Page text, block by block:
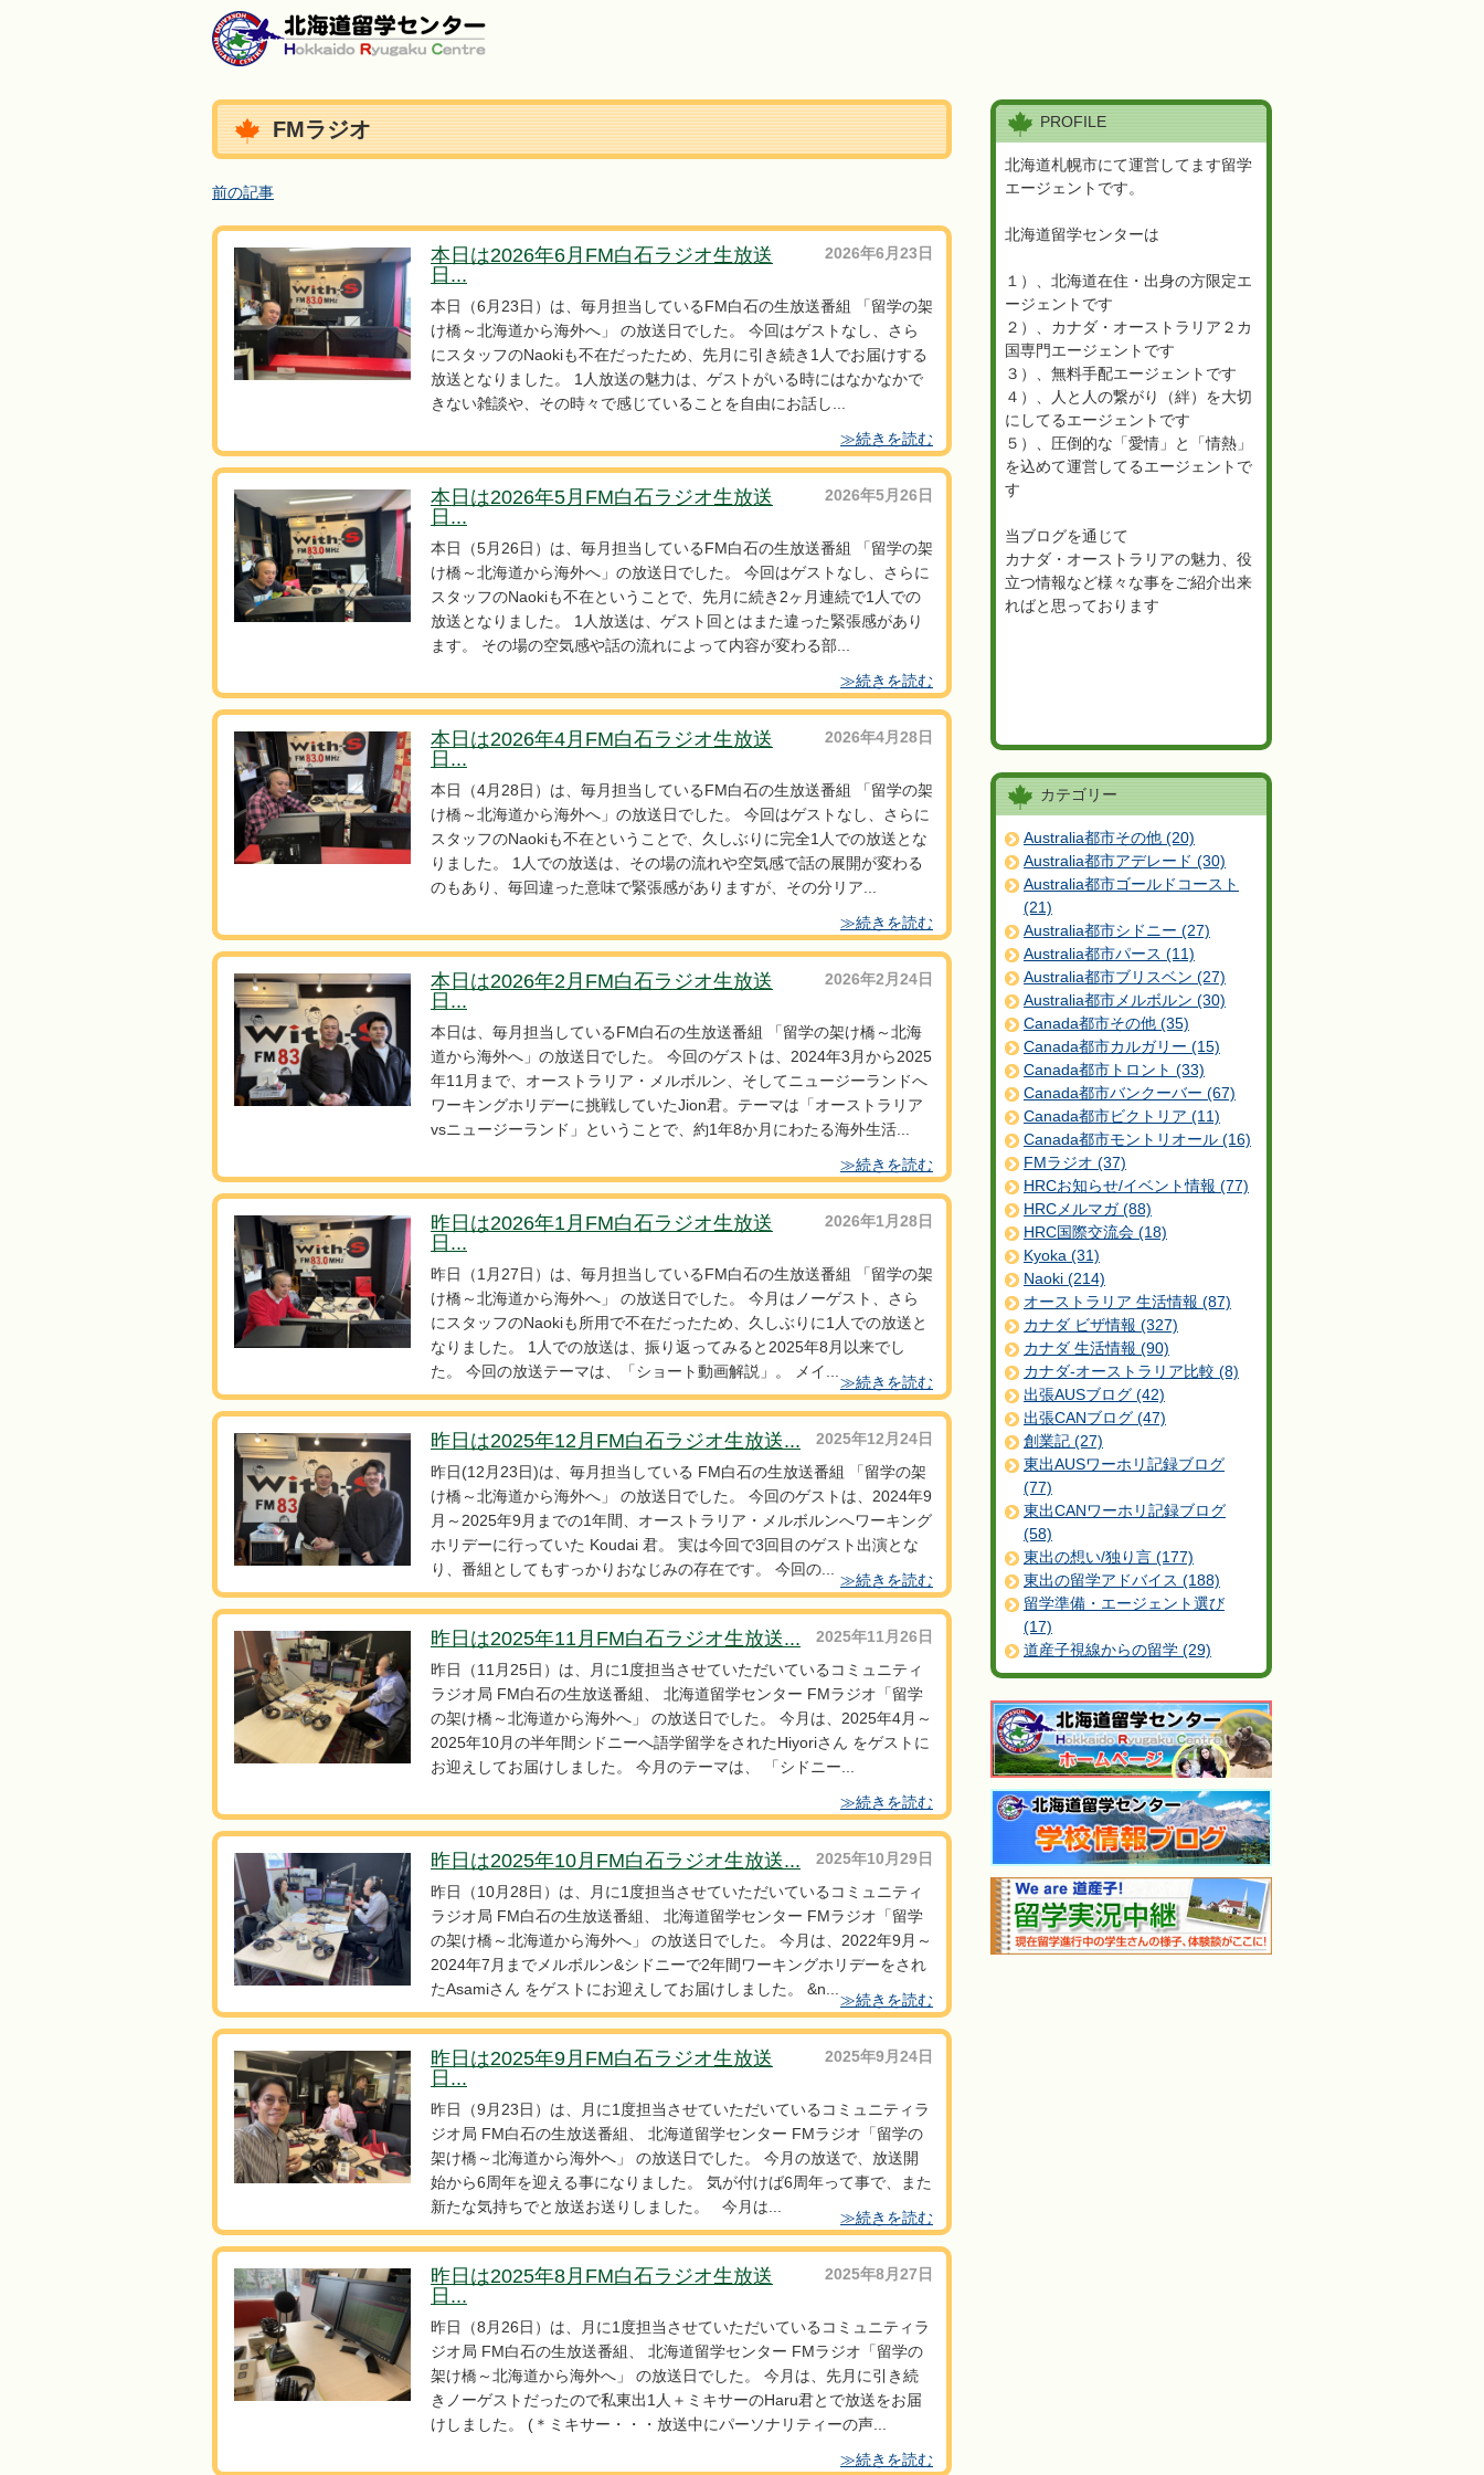
FMラジオ
前の記事
本日は2026年6月FM白石ラジオ生放送
日...
2026年6月23日
本日（6月23日）は、毎月担当しているFM白石の生放送番組 「留学の架
け橋～北海道から海外へ」 の放送日でした。 今回はゲストなし、さら
にスタッフのNaokiも不在だったため、先月に引き続き1人でお届けする
放送となりました。 1人放送の魅力は、ゲストがいる時にはなかなかで
きない雑談や、その時々で感じていることを自由にお話し...
≫続きを読む
本日は2026年5月FM白石ラジオ生放送
日...
2026年5月26日
本日（5月26日）は、毎月担当しているFM白石の生放送番組 「留学の架
け橋～北海道から海外へ」の放送日でした。 今回はゲストなし、さらに
スタッフのNaokiも不在ということで、先月に続き2ヶ月連続で1人での
放送となりました。 1人放送は、ゲスト回とはまた違った緊張感があり
ます。 その場の空気感や話の流れによって内容が変わる部...
≫続きを読む
本日は2026年4月FM白石ラジオ生放送
日...
2026年4月28日
本日（4月28日）は、毎月担当しているFM白石の生放送番組 「留学の架
け橋～北海道から海外へ」の放送日でした。 今回はゲストなし、さらに
スタッフのNaokiも不在ということで、久しぶりに完全1人での放送とな
りました。 1人での放送は、その場の流れや空気感で話の展開が変わる
のもあり、毎回違った意味で緊張感がありますが、その分リア...
≫続きを読む
本日は2026年2月FM白石ラジオ生放送
日...
2026年2月24日
本日は、毎月担当しているFM白石の生放送番組 「留学の架け橋～北海
道から海外へ」の放送日でした。 今回のゲストは、2024年3月から2025
年11月まで、オーストラリア・メルボルン、そしてニュージーランドへ
ワーキングホリデーに挑戦していたJion君。テーマは「オーストラリア
vsニュージーランド」ということで、約1年8か月にわたる海外生活...
≫続きを読む
昨日は2026年1月FM白石ラジオ生放送
日...
2026年1月28日
昨日（1月27日）は、毎月担当しているFM白石の生放送番組 「留学の架
け橋～北海道から海外へ」 の放送日でした。 今月はノーゲスト、さら
にスタッフのNaokiも所用で不在だったため、久しぶりに1人での放送と
なりました。 1人での放送は、振り返ってみると2025年8月以来でし
た。 今回の放送テーマは、「ショート動画解説」。 メイ...
≫続きを読む
昨日は2025年12月FM白石ラジオ生放送...
2025年12月24日
昨日(12月23日)は、毎月担当している FM白石の生放送番組 「留学の架
け橋～北海道から海外へ」 の放送日でした。 今回のゲストは、2024年9
月～2025年9月までの1年間、オーストラリア・メルボルンへワーキング
ホリデーに行っていた Koudai 君。 実は今回で3回目のゲスト出演とな
り、番組としてもすっかりおなじみの存在です。 今回の...
≫続きを読む
昨日は2025年11月FM白石ラジオ生放送...
2025年11月26日
昨日（11月25日）は、月に1度担当させていただいているコミュニティ
ラジオ局 FM白石の生放送番組、 北海道留学センター FMラジオ「留学
の架け橋～北海道から海外へ」 の放送日でした。 今月は、2025年4月～
2025年10月の半年間シドニーへ語学留学をされたHiyoriさん をゲストに
お迎えしてお届けしました。 今月のテーマは、 「シドニー...
≫続きを読む
昨日は2025年10月FM白石ラジオ生放送...
2025年10月29日
昨日（10月28日）は、月に1度担当させていただいているコミュニティ
ラジオ局 FM白石の生放送番組、 北海道留学センター FMラジオ「留学
の架け橋～北海道から海外へ」 の放送日でした。 今月は、2022年9月～
2024年7月までメルボルン&シドニーで2年間ワーキングホリデーをされ
たAsamiさん をゲストにお迎えしてお届けしました。 &n...
≫続きを読む
昨日は2025年9月FM白石ラジオ生放送
日...
2025年9月24日
昨日（9月23日）は、月に1度担当させていただいているコミュニティラ
ジオ局 FM白石の生放送番組、 北海道留学センター FMラジオ「留学の
架け橋～北海道から海外へ」 の放送日でした。 今月の放送で、放送開
始から6周年を迎える事になりました。 気が付けば6周年って事で、また
新たな気持ちでと放送お送りしました。 今月は...
≫続きを読む
昨日は2025年8月FM白石ラジオ生放送
日...
2025年8月27日
昨日（8月26日）は、月に1度担当させていただいているコミュニティラ
ジオ局 FM白石の生放送番組、 北海道留学センター FMラジオ「留学の
架け橋～北海道から海外へ」 の放送日でした。 今月は、先月に引き続
きノーゲストだったので私東出1人＋ミキサーのHaru君とで放送をお届
けしました。 (＊ミキサー・・・放送中にパーソナリティーの声...
≫続きを読む
PROFILE
北海道札幌市にて運営してます留学
エージェントです。
北海道留学センターは
１）、北海道在住・出身の方限定エ
ージェントです
２）、カナダ・オーストラリア２カ
国専門エージェントです
３）、無料手配エージェントです
４）、人と人の繋がり（絆）を大切
にしてるエージェントです
５）、圧倒的な「愛情」と「情熱」
を込めて運営してるエージェントで
す
当ブログを通じて
カナダ・オーストラリアの魅力、役
立つ情報など様々な事をご紹介出来
ればと思っております
カテゴリー
Australia都市その他 (20)
Australia都市アデレード (30)
Australia都市ゴールドコースト
(21)
Australia都市シドニー (27)
Australia都市パース (11)
Australia都市ブリスベン (27)
Australia都市メルボルン (30)
Canada都市その他 (35)
Canada都市カルガリー (15)
Canada都市トロント (33)
Canada都市バンクーバー (67)
Canada都市ビクトリア (11)
Canada都市モントリオール (16)
FMラジオ (37)
HRCお知らせ/イベント情報 (77)
HRCメルマガ (88)
HRC国際交流会 (18)
Kyoka (31)
Naoki (214)
オーストラリア 生活情報 (87)
カナダ ビザ情報 (327)
カナダ 生活情報 (90)
カナダ-オーストラリア比較 (8)
出張AUSブログ (42)
出張CANブログ (47)
創業記 (27)
東出AUSワーホリ記録ブログ
(77)
東出CANワーホリ記録ブログ
(58)
東出の想い/独り言 (177)
東出の留学アドバイス (188)
留学準備・エージェント選び
(17)
道産子視線からの留学 (29)